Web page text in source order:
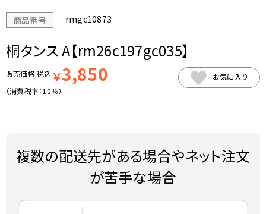
商品番号 rmgc10873
桐タンス A【rm26c197gc035】
販売価格税込 ￥3,850
（消費税率：10％）
お気に入り
複数の配送先がある場合やネット注文
が苦手な場合